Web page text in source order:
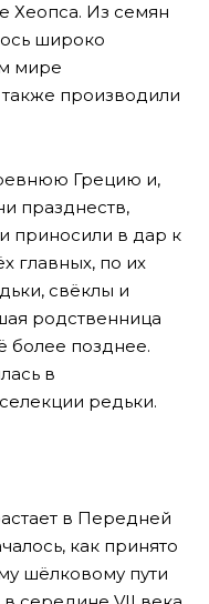
Хеопса. Из семян
широко
мире
также производили
Грецию и,
празднеств,
приносили в дар к
главных, по их
свёклы и
родственница
более позднее.
в
редьки.
в Передней
как принято
шёлковому пути